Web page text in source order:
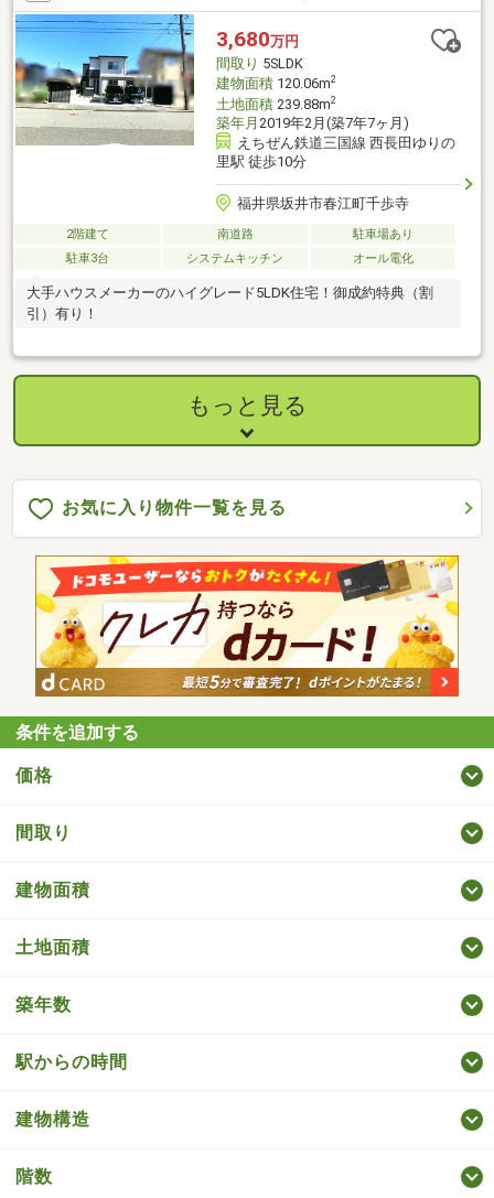
3,680万円
間取り 5SLDK
建物面積120.06m2
土地面積239.88m2
築年月 2019年2月(築7年7ヶ月)
えちぜん鉄道三国線 西長田ゆりの
里駅 徒歩10分
福井県坂井市春江町千歩寺
2階建て 南道路
駐車場あり
駐車3台
システムキッチン オール電化
大手ハウスメーカーのハイグレード5LDK住宅！御成約特典（割
引）有り！
もっと見る
お気に入り物件一覧を見る
条件を追加する
価格
間取り
建物面積
土地面積
築年数
駅からの時間
建物構造
階数